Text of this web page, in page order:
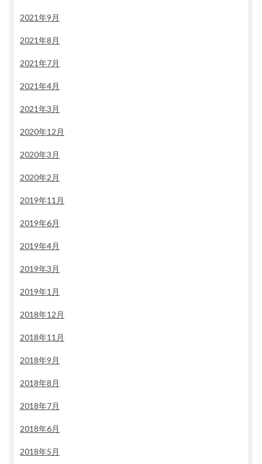
2021年9月
2021年8月
2021年7月
2021年4月
2021年3月
2020年12月
2020年3月
2020年2月
2019年11月
2019年6月
2019年4月
2019年3月
2019年1月
2018年12月
2018年11月
2018年9月
2018年8月
2018年7月
2018年6月
2018年5月